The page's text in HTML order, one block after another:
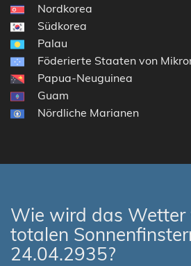
Nordkorea
Südkorea
Palau
Föderierte Staaten von
Papua-Neuguinea
Guam
Nördliche Marianen
Wie wird das
totalen
24.04.2935?